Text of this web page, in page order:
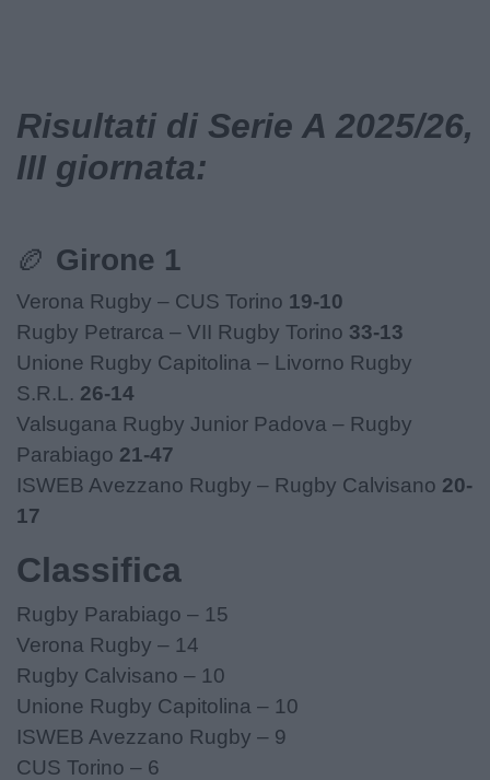
Risultati di Serie A 2025/26,
III giornata:
🏉 Girone 1
Verona Rugby – CUS Torino 19-10
Rugby Petrarca – VII Rugby Torino 33-13
Unione Rugby Capitolina – Livorno Rugby
S.R.L. 26-14
Valsugana Rugby Junior Padova – Rugby
Parabiago 21-47
ISWEB Avezzano Rugby – Rugby Calvisano 20-
17
Classifica
Rugby Parabiago – 15
Verona Rugby – 14
Rugby Calvisano – 10
Unione Rugby Capitolina – 10
ISWEB Avezzano Rugby – 9
CUS Torino – 6